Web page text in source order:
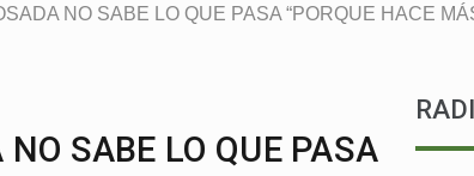
NO SABE LO QUE PASA “PORQUE HACE
SABE LO QUE PASA